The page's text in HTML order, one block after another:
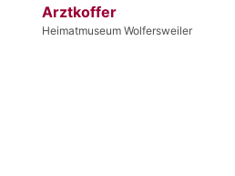
Arztkoffer
Heimatmuseum Wolfersweiler